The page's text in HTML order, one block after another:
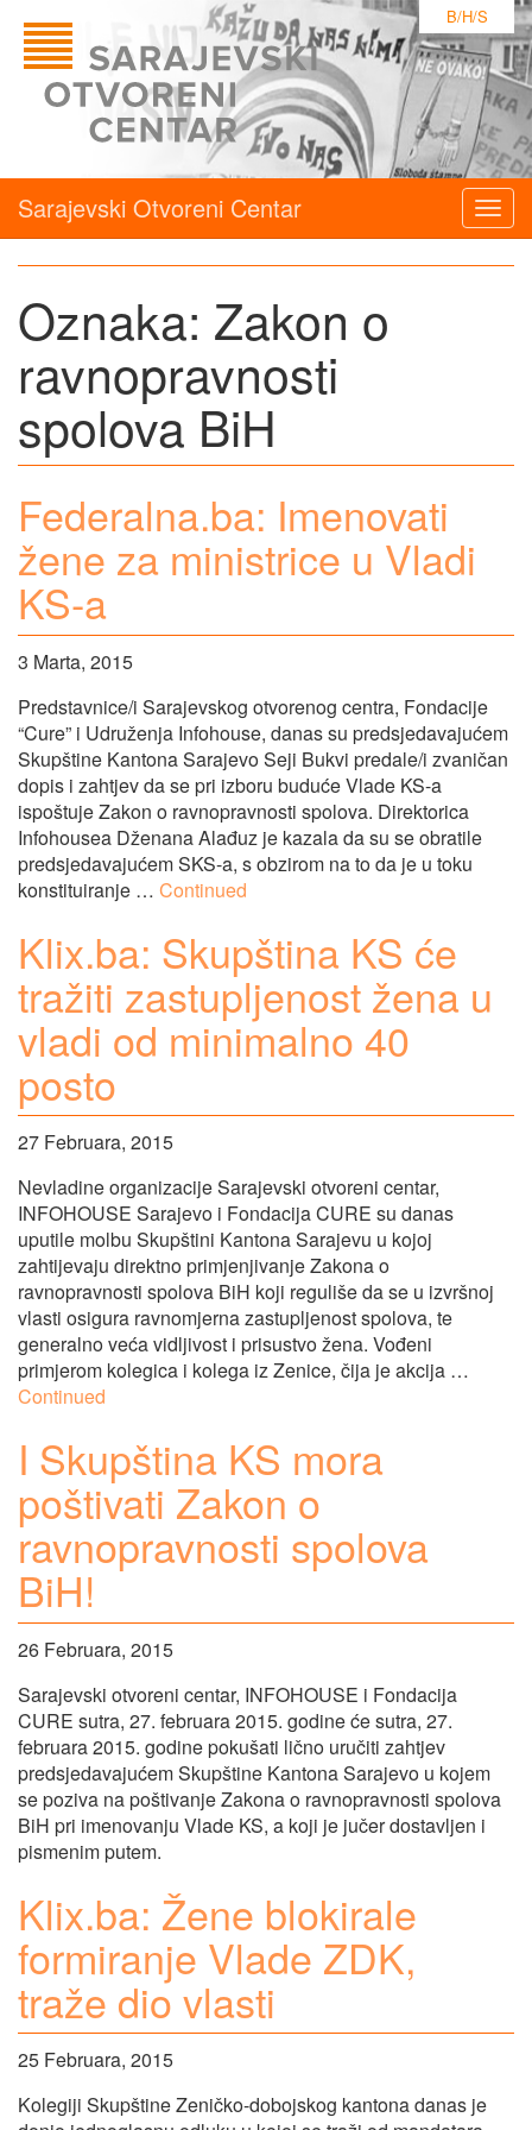
B/H/S
Sarajevski Otvoreni Centar
Oznaka: Zakon o
ravnopravnosti
spolova BiH
Federalna.ba: Imenovati
žene za ministrice u Vladi
KS-a
3 Marta, 2015
Predstavnice/i Sarajevskog otvorenog centra, Fondacije
“Cure” i Udruženja Infohouse, danas su predsjedavajućem
Skupštine Kantona Sarajevo Seji Bukvi predale/i zvaničan
dopis i zahtjev da se pri izboru buduće Vlade KS-a
ispoštuje Zakon o ravnopravnosti spolova. Direktorica
Infohousea Dženana Alađuz je kazala da su se obratile
predsjedavajućem SKS-a, s obzirom na to da je u toku
konstituiranje … Continued
Klix.ba: Skupština KS će
tražiti zastupljenost žena u
vladi od minimalno 40
posto
27 Februara, 2015
Nevladine organizacije Sarajevski otvoreni centar,
INFOHOUSE Sarajevo i Fondacija CURE su danas
uputile molbu Skupštini Kantona Sarajevu u kojoj
zahtijevaju direktno primjenjivanje Zakona o
ravnopravnosti spolova BiH koji reguliše da se u izvršnoj
vlasti osigura ravnomjerna zastupljenost spolova, te
generalno veća vidljivost i prisustvo žena. Vođeni
primjerom kolegica i kolega iz Zenice, čija je akcija …
Continued
I Skupština KS mora
poštivati Zakon o
ravnopravnosti spolova
BiH!
26 Februara, 2015
Sarajevski otvoreni centar, INFOHOUSE i Fondacija
CURE sutra, 27. februara 2015. godine će sutra, 27.
februara 2015. godine pokušati lično uručiti zahtjev
predsjedavajućem Skupštine Kantona Sarajevo u kojem
se poziva na poštivanje Zakona o ravnopravnosti spolova
BiH pri imenovanju Vlade KS, a koji je jučer dostavljen i
pismenim putem.
Klix.ba: Žene blokirale
formiranje Vlade ZDK,
traže dio vlasti
25 Februara, 2015
Kolegiji Skupštine Zeničko-dobojskog kantona danas je